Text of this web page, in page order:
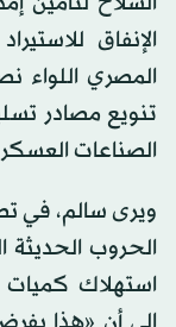
الإنفاق
المصري اللواء
تنويع مصادر
الصناعات
ويرى سالم، في
الحروب الحديثة
استهلاك كميات